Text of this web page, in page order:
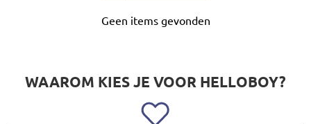
Geen items gevonden
WAAROM KIES JE VOOR HELLOBOY?